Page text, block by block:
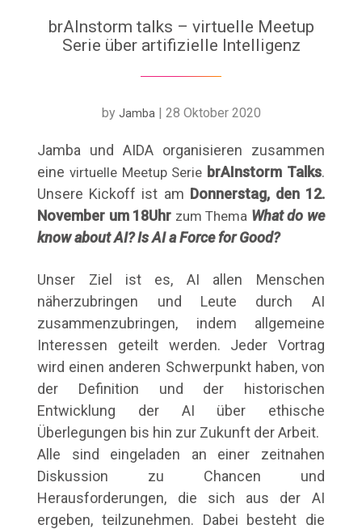
brAInstorm talks – virtuelle Meetup
Serie über artifizielle Intelligenz
by Jamba| 28 Oktober 2020
Jamba und AIDA organisieren zusammen
einevirtuelle Meetup Serie brAInstorm Talks.
Unsere Kickoff ist am Donnerstag, den 12.
November um 18Uhr zum Thema What do we
know about AI? Is AI a Force for Good?
Unser Ziel ist es, AI allen Menschen
näherzubringen und Leute durch AI
zusammenzubringen, indem allgemeine
Interessen geteilt werden. Jeder Vortrag
wird einen anderen Schwerpunkt haben, von
der Definition und der historischen
Entwicklung der AI über ethische
Überlegungen bis hin zur Zukunft der Arbeit.
Alle sind eingeladen an einer zeitnahen
Diskussion zu Chancen und
Herausforderungen, die sich aus der AI
ergeben, teilzunehmen. Dabei besteht die